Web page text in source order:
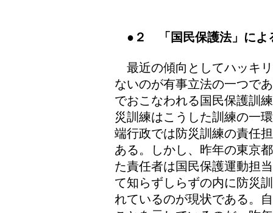
●２ 「国民保護法」によ
最近の傾向としてハッキ
ないのが有事立法の一つで
でおこなわれる国民保護訓
災訓練はこうした訓練の一
端行政では防災訓練の責任
ある。しかし、昨年の東京
た責任者は国民保護運動担
て知らずしらずの内に防災
れているのが現状である。